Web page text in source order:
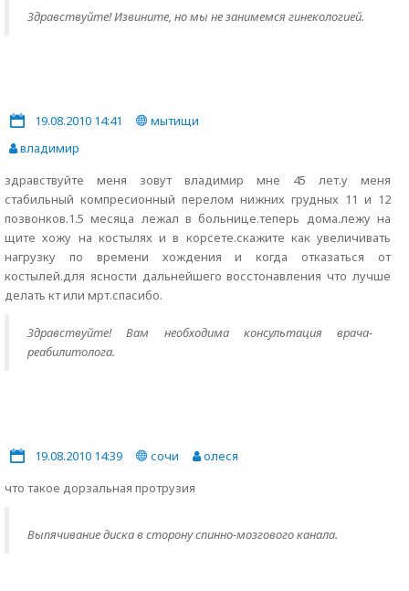
Здравствуйте! Извините, но мы не занимемся гинекологией.
19.08.2010 14:41
мытищи
владимир
здравствуйте меня зовут владимир мне 45 лет.у меня
стабильный компресионный перелом нижних грудных 11 и 12
позвонков.1.5 месяца лежал в больнице.теперь дома.лежу на
щите хожу на костылях и в корсете.скажите как увеличивать
нагрузку по времени хождения и когда отказаться от
костылей.для ясности дальнейшего восстонавления что лучше
делать кт или мрт.спасибо.
Здравствуйте! Вам необходима консультация врача-
реабилитолога.
19.08.2010 14:39 сочи
олеся
что такое дорзальная протрузия
Выпячивание диска в сторону спинно-мозгового канала.